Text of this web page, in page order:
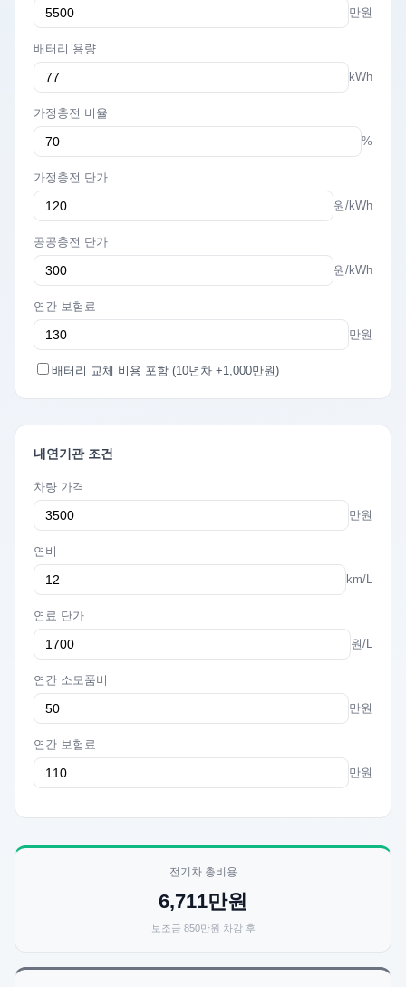
만원
배터리 용량
kWh
가정충전 비율
%
가정충전 단가
원/kWh
공공충전 단가
원/kWh
연간 보험료
만원
배터리 교체 비용 포함 (10년차 +1,000만원)
내연기관 조건
차량 가격
만원
연비
km/L
연료 단가
원/L
연간 소모품비
만원
연간 보험료
만원
전기차 총비용
6,711만원
보조금 850만원 차감 후